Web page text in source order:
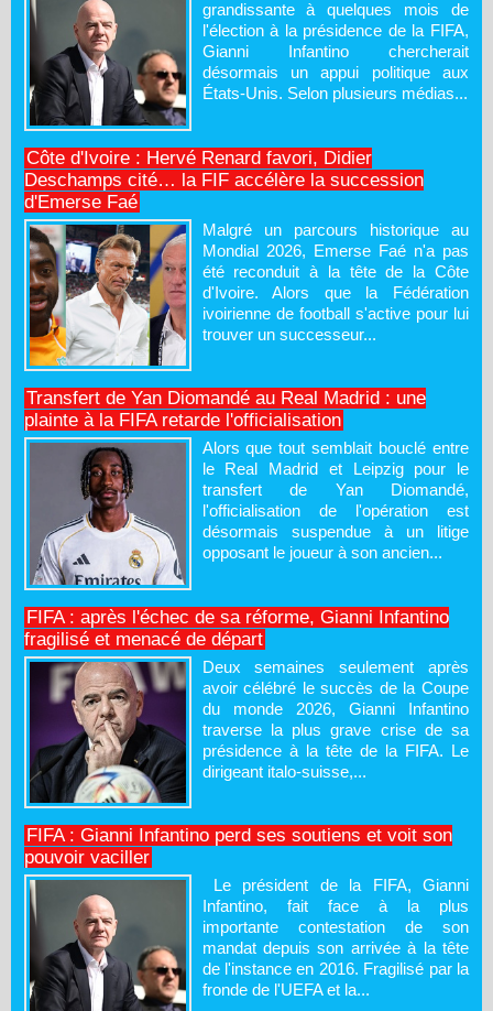
grandissante à quelques mois de
l'élection à la présidence de la FIFA,
Gianni Infantino chercherait
désormais un appui politique aux
États-Unis. Selon plusieurs médias...
Côte d'Ivoire : Hervé Renard favori, Didier
Deschamps cité… la FIF accélère la succession
d'Emerse Faé
Malgré un parcours historique au
Mondial 2026, Emerse Faé n'a pas
été reconduit à la tête de la Côte
d'Ivoire. Alors que la Fédération
ivoirienne de football s'active pour lui
trouver un successeur...
Transfert de Yan Diomandé au Real Madrid : une
plainte à la FIFA retarde l'officialisation
Alors que tout semblait bouclé entre
le Real Madrid et Leipzig pour le
transfert de Yan Diomandé,
l'officialisation de l'opération est
désormais suspendue à un litige
opposant le joueur à son ancien...
FIFA : après l'échec de sa réforme, Gianni Infantino
fragilisé et menacé de départ
Deux semaines seulement après
avoir célébré le succès de la Coupe
du monde 2026, Gianni Infantino
traverse la plus grave crise de sa
présidence à la tête de la FIFA. Le
dirigeant italo-suisse,...
FIFA : Gianni Infantino perd ses soutiens et voit son
pouvoir vaciller
Le président de la FIFA, Gianni
Infantino, fait face à la plus
importante contestation de son
mandat depuis son arrivée à la tête
de l'instance en 2016. Fragilisé par la
fronde de l'UEFA et la...